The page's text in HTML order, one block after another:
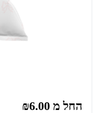
החל מ ₪6.00